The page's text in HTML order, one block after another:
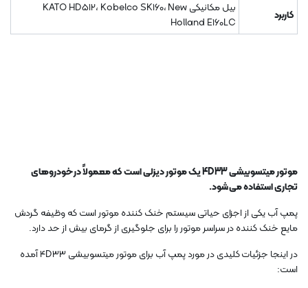
کاربرد
بیل مکانیکی KATO HD512، Kobelco SK160، New
Holland E160LC
موتور میتسوبیشی 4D33 یک موتور دیزلی است که معمولاً در خودروهای
تجاری استفاده می شود.
پمپ آب یکی از اجزای حیاتی سیستم خنک کننده موتور است که وظیفه گردش
مایع خنک کننده در سراسر موتور را برای جلوگیری از گرمای بیش از حد دارد.
در اینجا جزئیات کلیدی در مورد پمپ آب برای موتور میتسوبیشی 4D33 آمده
است: